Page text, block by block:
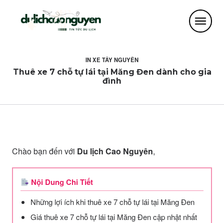
INXE TÂY NGUYÊN
Thuê xe 7 chỗ tự lái tại Măng Đen dành cho gia
đình
Chào bạn đến với Du lịch Cao Nguyên,
Nội Dung Chi Tiết
Những lợi ích khi thuê xe 7 chỗ tự lái tại Măng Đen
Giá thuê xe 7 chỗ tự lái tại Măng Đen cập nhật nhất